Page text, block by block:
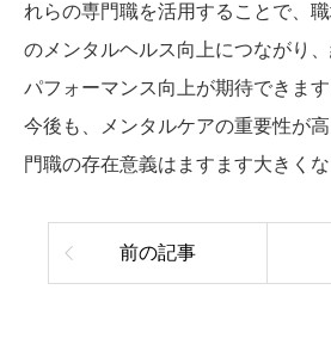
れらの専門職を活用することで、
のメンタルヘルス向上につながり
パフォーマンス向上が期待できます
今後も、メンタルケアの重要性が
門職の存在意義はますます大きく
前の記事